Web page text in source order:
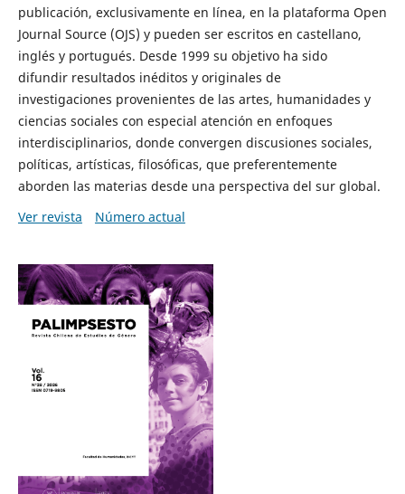
publicación, exclusivamente en línea, en la plataforma Open
Journal Source (OJS) y pueden ser escritos en castellano,
inglés y portugués. Desde 1999 su objetivo ha sido
difundir resultados inéditos y originales de
investigaciones provenientes de las artes, humanidades y
ciencias sociales con especial atención en enfoques
interdisciplinarios, donde convergen discusiones sociales,
políticas, artísticas, filosóficas, que preferentemente
aborden las materias desde una perspectiva del sur global.
Ver revista
Número actual